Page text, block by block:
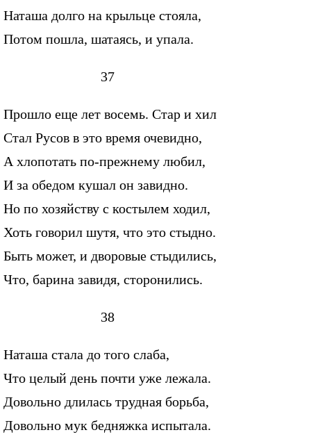
Наташа долго на крыльце стояла,
Потом пошла, шатаясь, и упала.
37
Прошло еще лет восемь. Стар и хил
Стал Русов в это время очевидно,
А хлопотать по-прежнему любил,
И за обедом кушал он завидно.
Но по хозяйству с костылем ходил,
Хоть говорил шутя, что это стыдно.
Быть может, и дворовые стыдились,
Что, барина завидя, сторонились.
38
Наташа стала до того слаба,
Что целый день почти уже лежала.
Довольно длилась трудная борьба,
Довольно мук бедняжка испытала.